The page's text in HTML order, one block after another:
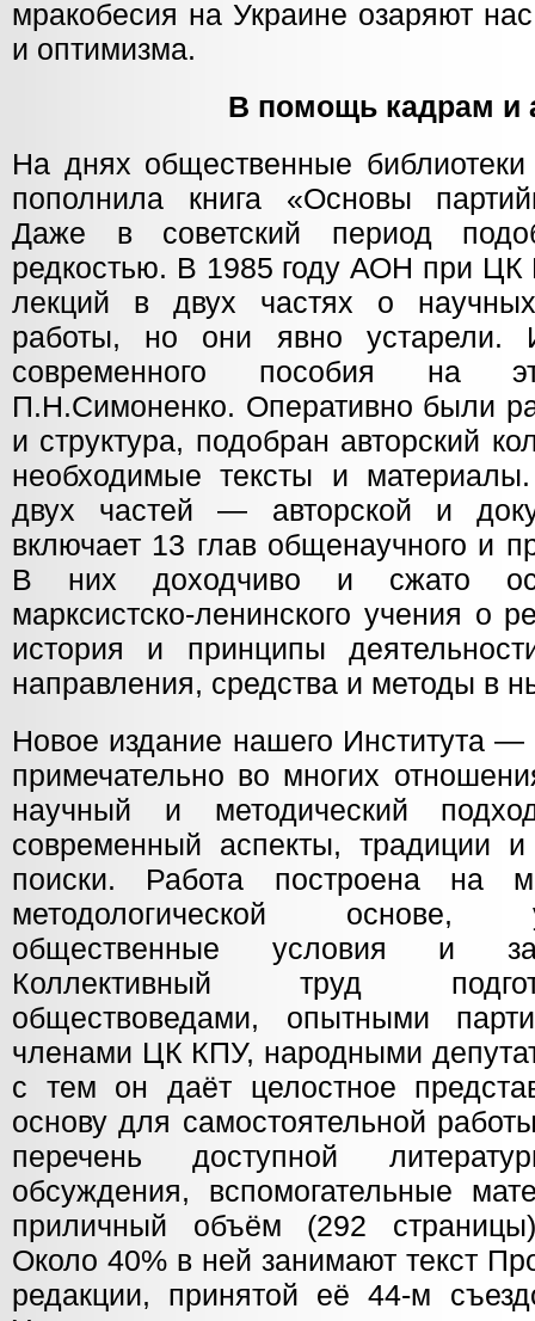
мракобесия на Украине озаряют
и оптимизма.
В помощь кадрам и
На днях общественные библиотеки
пополнила книга «Основы
Даже в советский период
редкостью. В 1985 году АОН при
лекций в двух частях о
работы, но они явно устарели.
современного пособия на
П.Н.Симоненко. Оперативно были
и структура, подобран авторский
необходимые тексты и
двух частей — авторской и
включает 13 глав общенаучного и
В них доходчиво и сжато
марксистско-ленинского учения о
история и принципы
направления, средства и методы в
Новое издание нашего Института
примечательно во многих
научный и методический
современный аспекты, традиции
поиски. Работа построена на
методологической основе,
общественные условия и
Коллективный труд
обществоведами, опытными
членами ЦК КПУ, народными
с тем он даёт целостное
основу для самостоятельной
перечень доступной
обсуждения, вспомогательные
приличный объём (292
Около 40% в ней занимают текст
редакции, принятой её 44-м